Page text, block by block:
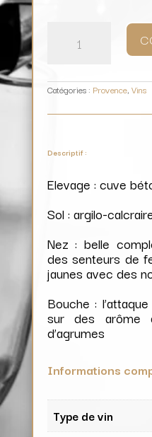
Catégories : Provence, Vins
Descriptif :
Elevage : cuve
Sol : argilo-
Nez : belle
des senteurs de
jaunes avec des
Bouche :
sur des arôme
d’agrumes
Informations
Type de vin